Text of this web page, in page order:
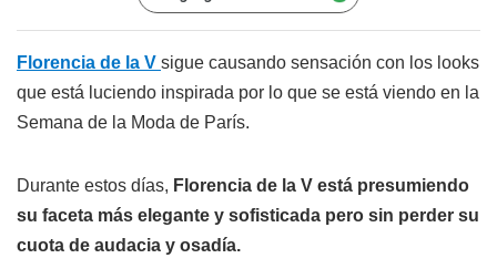
Florencia de la V sigue causando sensación con los looks
que está luciendo inspirada por lo que se está viendo en la
Semana de la Moda de París.
Durante estos días, Florencia de la V está presumiendo
su faceta más elegante y sofisticada pero sin perder su
cuota de audacia y osadía.